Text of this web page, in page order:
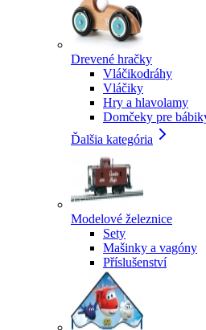
Drevené hračky
Vláčikodráhy
Vláčiky
Hry a hlavolamy
Domčeky pre
Ďalšia kategória
Modelové železnice
Sety
Mašinky a vagóny
Příslušenství